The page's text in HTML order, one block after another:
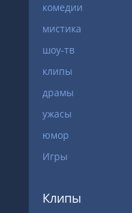
комедии
мистика
шоу-тв
клипы
драмы
ужасы
юмор
Игры
Клипы